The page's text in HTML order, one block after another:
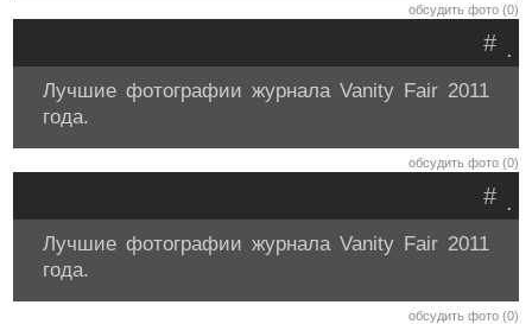
обсудить фото (0)
.
#
Лучшие фотографии журнала Vanity Fair 2011
года.
обсудить фото (0)
.
#
Лучшие фотографии журнала Vanity Fair 2011
года.
обсудить фото (0)